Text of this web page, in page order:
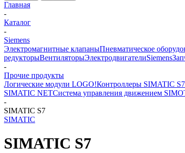
Главная
-
Каталог
-
Siemens
Электромагнитные клапаныПневматическое
редукторыВентиляторыЭлектродвигателиSiemens
-
Прочие продукты
Логические модули LOGO!Контроллеры SIMATIC S7
SIMATIC NETСистема управления движением
-
SIMATIC S7
SIMATIC
SIMATIC S7